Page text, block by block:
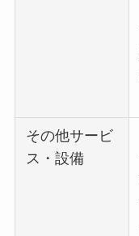
その他サービ
ス・設備